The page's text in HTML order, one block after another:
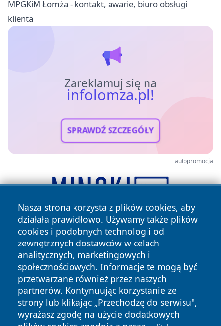
MPGKiM Łomża - kontakt, awarie, biuro obsługi
klienta
Zareklamuj się na
infolomza.pl!
SPRAWDŹ SZCZEGÓŁY
autopromocja
Nasza strona korzysta z plików cookies, aby
działała prawidłowo. Używamy także plików
cookies i podobnych technologii od
zewnętrznych dostawców w celach
analitycznych, marketingowych i
społecznościowych. Informacje te mogą być
przetwarzane również przez naszych
partnerów. Kontynuując korzystanie ze
strony lub klikając „Przechodzę do serwisu",
wyrażasz zgodę na użycie dodatkowych
Copyright © 2026 infolomza.pl Wszystkie prawa zastrzeżone.